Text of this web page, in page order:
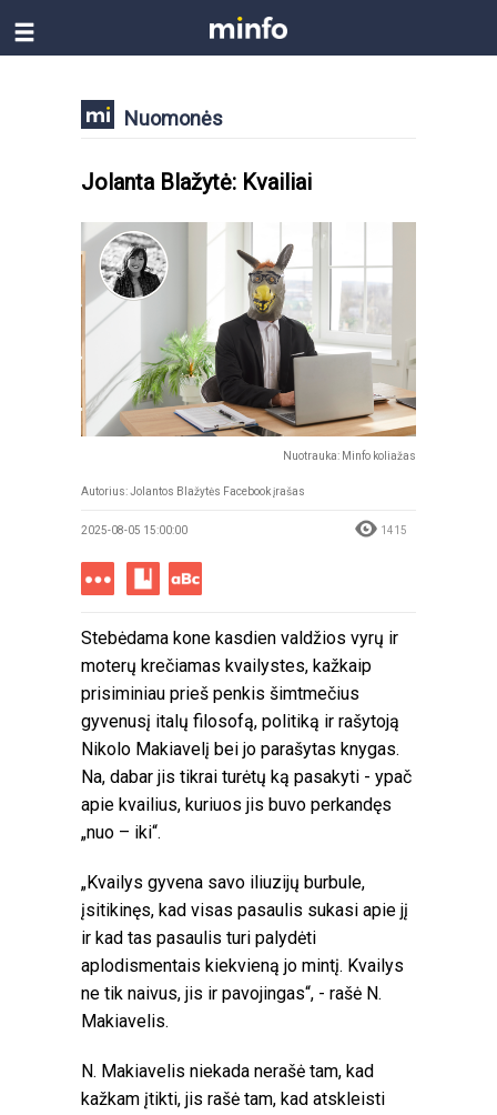
Nuomonės
Jolanta Blažytė: Kvailiai
Nuotrauka: Minfo koliažas
Autorius: Jolantos Blažytės Facebook įrašas
2025-08-05 15:00:00 1415
Stebėdama kone kasdien valdžios vyrų ir
moterų krečiamas kvailystes, kažkaip
prisiminiau prieš penkis šimtmečius
gyvenusį italų filosofą, politiką ir rašytoją
Nikolo Makiavelį bei jo parašytas knygas.
Na, dabar jis tikrai turėtų ką pasakyti - ypač
apie kvailius, kuriuos jis buvo perkandęs
„nuo – iki“.
„Kvailys gyvena savo iliuzijų burbule,
įsitikinęs, kad visas pasaulis sukasi apie jį
ir kad tas pasaulis turi palydėti
aplodismentais kiekvieną jo mintį. Kvailys
ne tik naivus, jis ir pavojingas“, - rašė N.
Makiavelis.
N. Makiavelis niekada nerašė tam, kad
kažkam įtikti, jis rašė tam, kad atskleisti